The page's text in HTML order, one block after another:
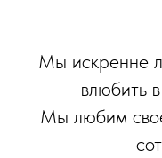
Мы искренне
влюбить
Мы любим